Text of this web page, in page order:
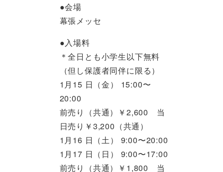
●会場
幕張メッセ
●入場料
＊全日とも小学生以下無料
（但し保護者同伴に限る）
1月15 日（金） 15:00〜
20:00
前売り（共通）￥2,600 当
日売り￥3,200（共通）
1月16 日（土） 9:00〜20:00
1月17 日（日） 9:00〜17:00
前売り（共通）￥1,800 当